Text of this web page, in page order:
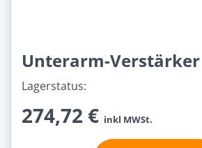
Unterarm-Verstärker
Lagerstatus:
274,72 € inkl MWSt.